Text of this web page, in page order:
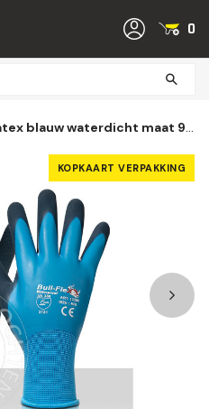
0
maat 9 t/m 11 (per paar gelabeld)
KOPKAART VERPAKKING